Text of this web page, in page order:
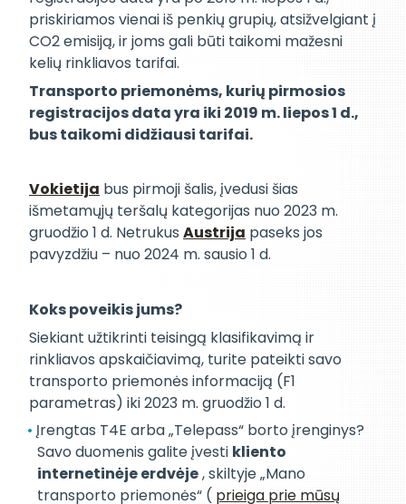
priskiriamos vienai iš penkių grupių, atsižvelgiant į
CO2 emisiją, ir joms gali būti taikomi mažesni
kelių rinkliavos tarifai.
Transporto priemonėms, kurių pirmosios
registracijos data yra iki 2019 m. liepos 1 d.,
bus taikomi didžiausi tarifai.
Vokietija bus pirmoji šalis, įvedusi šias
išmetamųjų teršalų kategorijas nuo 2023 m.
gruodžio 1 d. Netrukus Austrija paseks jos
pavyzdžiu – nuo 2024 m. sausio 1 d.
Koks poveikis jums?
Siekiant užtikrinti teisingą klasifikavimą ir
rinkliavos apskaičiavimą, turite pateikti savo
transporto priemonės informaciją (F1
parametras) iki 2023 m. gruodžio 1 d.
Įrengtas T4E arba „Telepass“ borto įrenginys?
Savo duomenis galite įvesti kliento
internetinėje erdvėje, skiltyje „Mano
transporto priemonės“ ( prieiga prie mūsų